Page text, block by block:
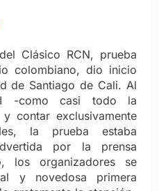
Clásico RCN, prueba
colombiano, dio inicio
de Santiago de Cali. Al
-como casi todo la
contar exclusivamente
la prueba estaba
por la prensa
los organizadores se
y novedosa primera